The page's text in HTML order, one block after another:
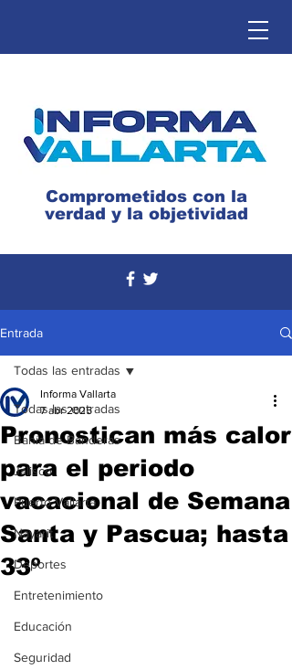
Comprometidos con la
verdad y la objetividad
Entrada
Todas las entradas
Bahía de Banderas
Jalisco
Puerto Vallarta
Nayarit
Deportes
Entretenimiento
Educación
Seguridad
Todas las entradas
Pronostican más calor
para el periodo
vacacional de Semana
Santa y Pascua; hasta
33º
Informa Vallarta
7 abr 2025